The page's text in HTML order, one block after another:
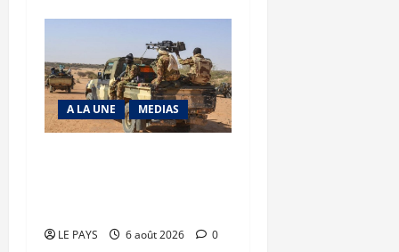
A LA UNE MEDIAS
LE PAYS 6 août 2026 0